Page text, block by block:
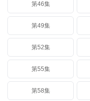
第46集
第49集
第52集
第55集
第58集